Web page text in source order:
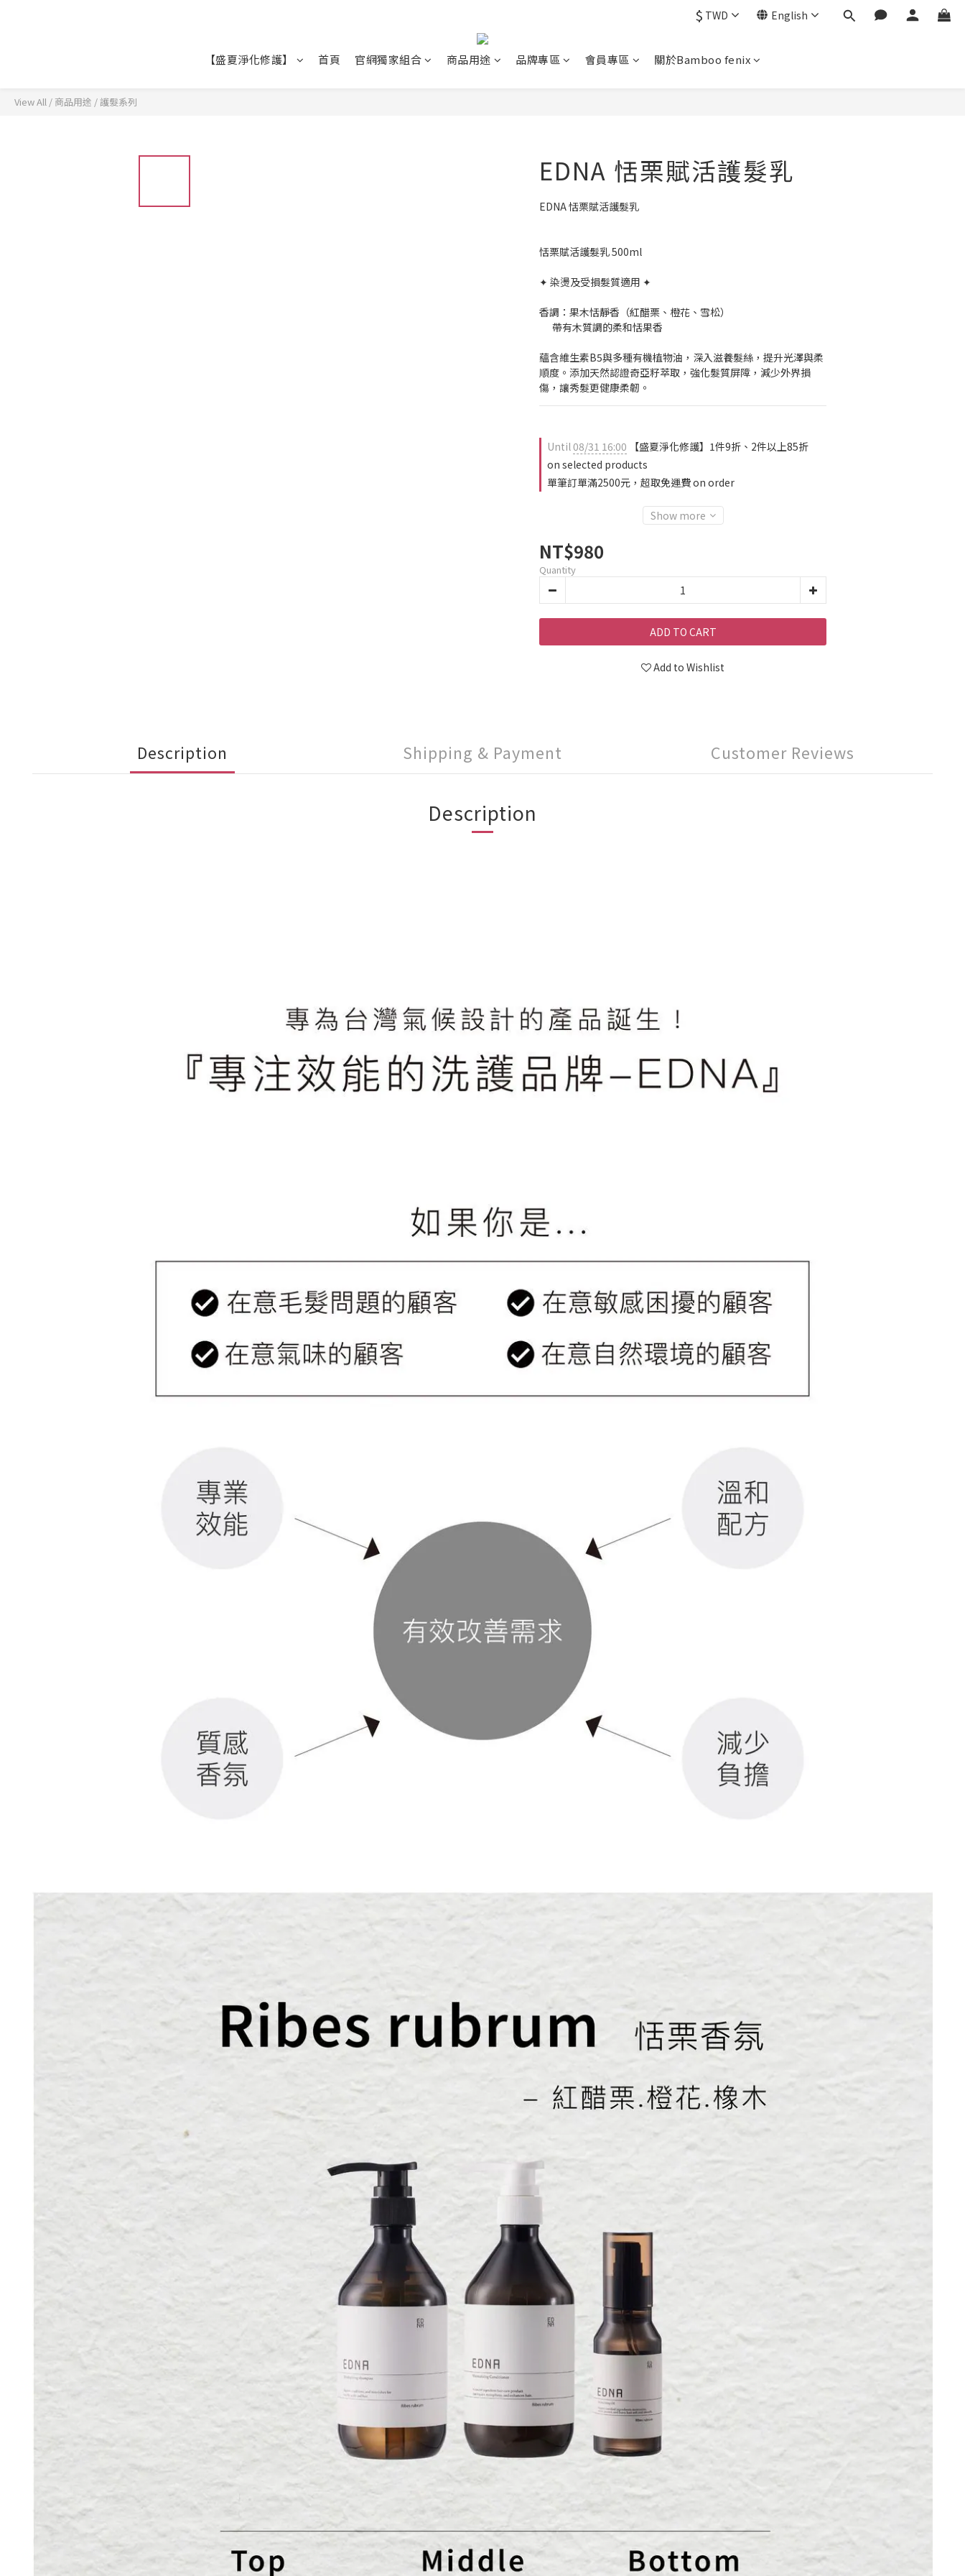
$ TWD English
【盛夏淨化修護】 首頁 官網獨家組合 商品用途 品牌專區 會員專區 關於Bamboo fenix
View All / 商品用途 /護髮系列
EDNA 恬栗賦活護髮乳
EDNA 恬栗賦活護髮乳
恬栗賦活護髮乳 500ml
✦ 染燙及受損髮質適用 ✦
香調：果木恬靜香（紅醋栗、橙花、雪松）
      帶有木質調的柔和恬果香
蘊含維生素B5與多種有機植物油，深入滋養髮絲，提升光澤與柔
順度。添加天然認證奇亞籽萃取，強化髮質屏障，減少外界損
傷，讓秀髮更健康柔韌。
Until08/31 16:00 【盛夏淨化修護】1件9折、2件以上85折
on selected products
單筆訂單滿2500元，超取免運費 on order
Show more
NT$980
Quantity
ADD TO CART
Add to Wishlist
Description Shipping & Payment Customer Reviews
Description